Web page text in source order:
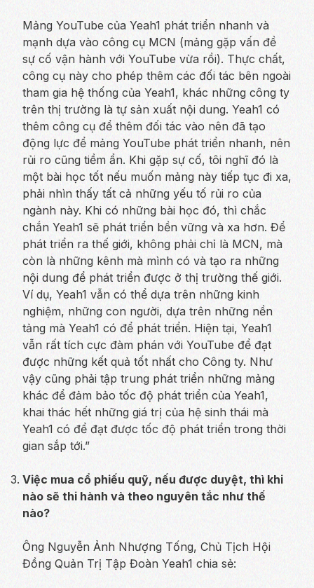
Mảng YouTube của Yeah1 phát triển nhanh và
mạnh dựa vào công cụ MCN (mảng gặp vấn đề
sự cố vận hành với YouTube vừa rồi). Thực chất,
công cụ này cho phép thêm các đối tác bên ngoài
tham gia hệ thống của Yeah1, khác những công ty
trên thị trường là tự sản xuất nội dung. Yeah1 có
thêm công cụ để thêm đối tác vào nên đã tạo
động lực để mảng YouTube phát triển nhanh, nên
rủi ro cũng tiềm ẩn. Khi gặp sự cố, tôi nghĩ đó là
một bài học tốt nếu muốn mảng này tiếp tục đi xa,
phải nhìn thấy tất cả những yếu tố rủi ro của
ngành này. Khi có những bài học đó, thì chắc
chắn Yeah1 sẽ phát triển bền vững và xa hơn. Để
phát triển ra thế giới, không phải chỉ là MCN, mà
còn là những kênh mà mình có và tạo ra những
nội dung để phát triển được ở thị trường thế giới.
Ví dụ, Yeah1 vẫn có thể dựa trên những kinh
nghiệm, những con người, dựa trên những nền
tảng mà Yeah1 có để phát triển. Hiện tại, Yeah1
vẫn rất tích cực đàm phán với YouTube để đạt
được những kết quả tốt nhất cho Công ty. Như
vậy cũng phải tập trung phát triển những mảng
khác để đảm bảo tốc độ phát triển của Yeah1,
khai thác hết những giá trị của hệ sinh thái mà
Yeah1 có để đạt được tốc độ phát triển trong thời
gian sắp tới.”
Việc mua cổ phiếu quỹ, nếu được duyệt, thì khi
nào sẽ thi hành và theo nguyên tắc như thế
nào?
Ông Nguyễn Ảnh Nhượng Tống, Chủ Tịch Hội
Đồng Quản Trị Tập Đoàn Yeah1 chia sẻ: